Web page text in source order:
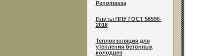
Penomassa
Плиты ППУ ГОСТ 56590-
2016
Теплоизоляция для
утепления бетонных
колодцев